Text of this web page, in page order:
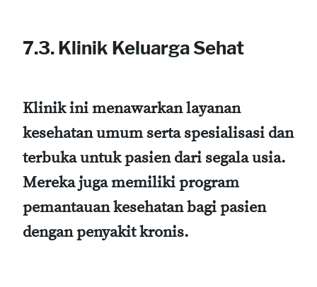
7.3. Klinik Keluarga Sehat
Klinik ini menawarkan layanan
kesehatan umum serta spesialisasi dan
terbuka untuk pasien dari segala usia.
Mereka juga memiliki program
pemantauan kesehatan bagi pasien
dengan penyakit kronis.